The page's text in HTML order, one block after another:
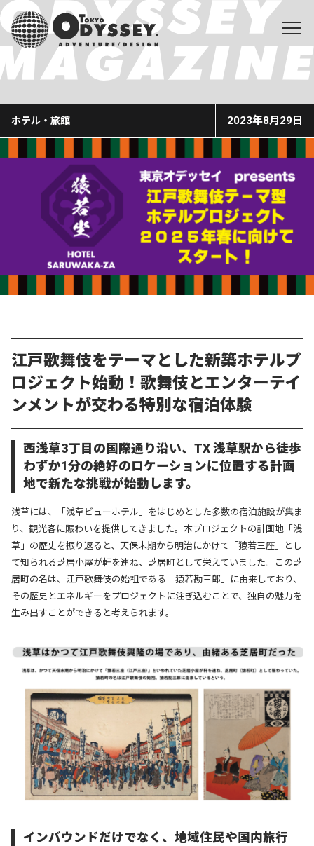
ホテル・旅館 2023年8月29日
江戸歌舞伎をテーマとした新築ホテルプ
ロジェクト始動！歌舞伎とエンターテイ
ンメントが交わる特別な宿泊体験
西浅草3丁目の国際通り沿い、TX 浅草駅から徒歩
わずか1分の絶好のロケーションに位置する計画
地で新たな挑戦が始動します。
浅草には、「浅草ビューホテル」をはじめとした多数の宿泊施設が集ま
り、観光客に賑わいを提供してきました。 本プロジェクトの計画地「浅
草」の歴史を振り返ると、天保末期から明治にかけて「猿若三座」とし
て知られる芝居小屋が軒を連ね、芝居町として栄えていました。
この芝
居町の名は、江戸歌舞伎の始祖である「猿若勘三郎」に由来しており、
その歴史とエネルギーをプロジェクトに注ぎ込むことで、独自の魅力を
生み出すことができると考えられます。
インバウンドだけでなく、地域住民や国内旅行